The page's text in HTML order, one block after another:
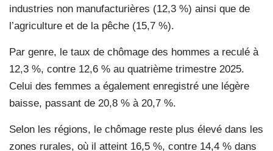
industries non manufacturières (12,3 %) ainsi que de
l’agriculture et de la pêche (15,7 %).
Par genre, le taux de chômage des hommes a reculé à
12,3 %, contre 12,6 % au quatrième trimestre 2025.
Celui des femmes a également enregistré une légère
baisse, passant de 20,8 % à 20,7 %.
Selon les régions, le chômage reste plus élevé dans les
zones rurales, où il atteint 16,5 %, contre 14,4 % dans